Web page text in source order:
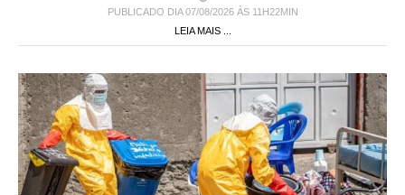
PUBLICADO DIA 07/08/2026 ÀS 11H22MIN
LEIA MAIS ...